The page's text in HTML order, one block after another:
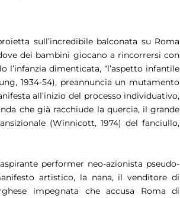
sull’incredibile balconata su Roma
dei bambini giocano a rincorrersi con
l’infanzia dimenticata, “l’aspetto infantile
1934-54), preannuncia un mutamento
all’inizio del processo individuativo,
che già racchiude la quercia, il grande
(Winnicott, 1974) del fanciullo,
performer neo-azionista pseudo-
artistico, la nana, il venditore di
impegnata che accusa Roma di